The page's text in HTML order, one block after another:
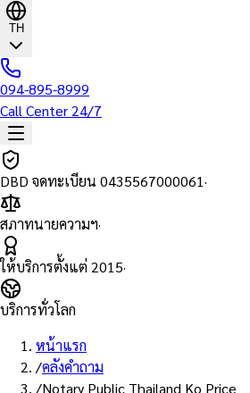
TH
094-895-8999
Call Center 24/7
DBD จดทะเบียน 0435567000061·
สภาทนายความฯ·
ให้บริการตั้งแต่ 2015·
บริการทั่วโลก
หน้าแรก
/คลังคำถาม
/Notary Public Thailand Ko Price